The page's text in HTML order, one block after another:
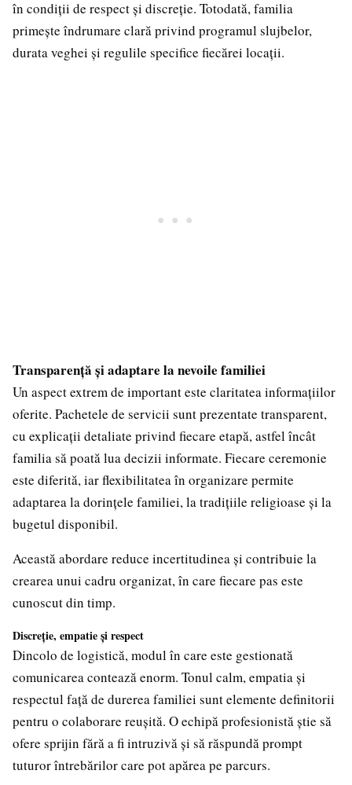
în condiții de respect și discreție. Totodată, familia
primește îndrumare clară privind programul slujbelor,
durata veghei și regulile specifice fiecărei locații.
Transparență și adaptare la nevoile familiei
Un aspect extrem de important este claritatea informațiilor
oferite. Pachetele de servicii sunt prezentate transparent,
cu explicații detaliate privind fiecare etapă, astfel încât
familia să poată lua decizii informate. Fiecare ceremonie
este diferită, iar flexibilitatea în organizare permite
adaptarea la dorințele familiei, la tradițiile religioase și la
bugetul disponibil.
Această abordare reduce incertitudinea și contribuie la
crearea unui cadru organizat, în care fiecare pas este
cunoscut din timp.
Discreție, empatie și respect
Dincolo de logistică, modul în care este gestionată
comunicarea contează enorm. Tonul calm, empatia și
respectul față de durerea familiei sunt elemente definitorii
pentru o colaborare reușită. O echipă profesionistă știe să
ofere sprijin fără a fi intruzivă și să răspundă prompt
tuturor întrebărilor care pot apărea pe parcurs.